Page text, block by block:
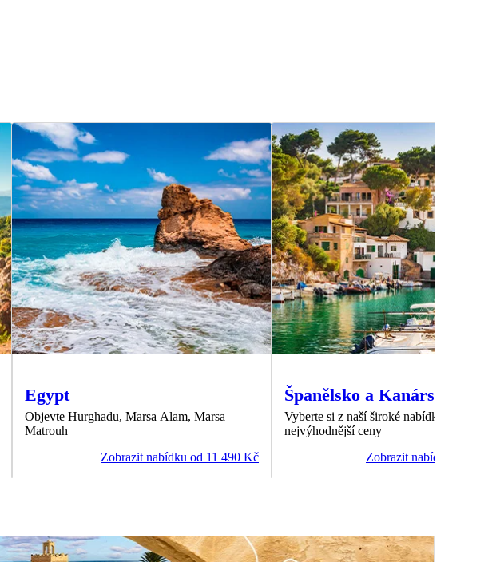
Egypt
Objevte Hurghadu, Marsa Alam, Marsa
Matrouh
Zobrazit nabídku od 11 490 Kč
Španělsko a Kanárské
Vyberte si z naší široké nabídky dovolené
nejvýhodnější ceny
Zobrazit nabídku od 3